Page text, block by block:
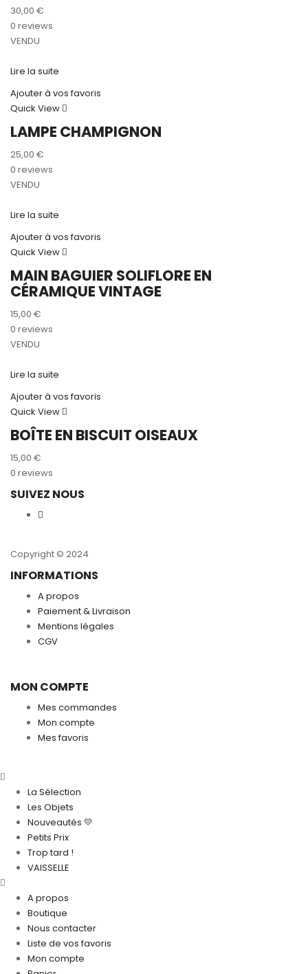
30,00 €
0 reviews
VENDU
Lire la suite
Ajouter à vos favoris
Quick View
LAMPE CHAMPIGNON
25,00 €
0 reviews
VENDU
Lire la suite
Ajouter à vos favoris
Quick View
MAIN BAGUIER SOLIFLORE EN
CÉRAMIQUE VINTAGE
15,00 €
0 reviews
VENDU
Lire la suite
Ajouter à vos favoris
Quick View
BOÎTE EN BISCUIT OISEAUX
15,00 €
0 reviews
SUIVEZ NOUS
Copyright © 2024
INFORMATIONS
A propos
Paiement & Livraison
Mentions légales
CGV
MON COMPTE
Mes commandes
Mon compte
Mes favoris
La Sélection
Les Objets
Nouveautés 💛
Petits Prix
Trop tard !
VAISSELLE
A propos
Boutique
Nous contacter
Liste de vos favoris
Mon compte